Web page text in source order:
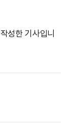
성한 기사입니